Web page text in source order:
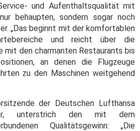
und Aufenthaltsqualität mit
behaupten, sondern sogar noch
„Das beginnt mit der komfortablen
und reicht über die
den charmanten Restaurants bis
an denen die Flugzeuge
zu den Maschinen weitgehend
der Deutschen Lufthansa
unterstrich den mit dem
Qualitätsgewinn: „Die